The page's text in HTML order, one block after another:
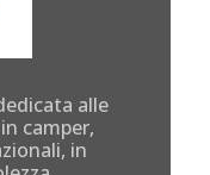
alle
camper,
in